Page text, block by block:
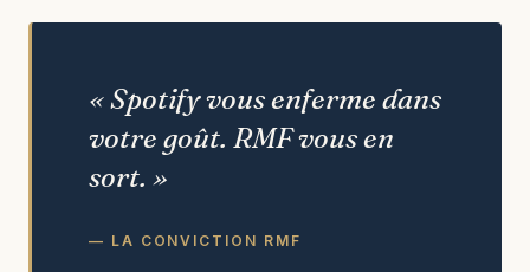
« Spotify vous enferme dans
votre goût. RMF vous en
sort. »
— LA CONVICTION RMF